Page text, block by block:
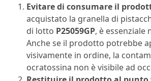
Evitare di consumare il
acquistato la granella di
di lotto P25059GP, è essenziale
Anche se il prodotto potrebbe
visivamente in ordine, la
ocratossina non è visibile ad